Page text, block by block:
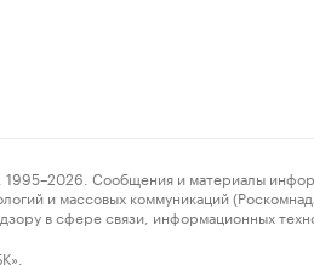
Сообщения и материалы
и массовых коммуникаций
в сфере связи, информационных